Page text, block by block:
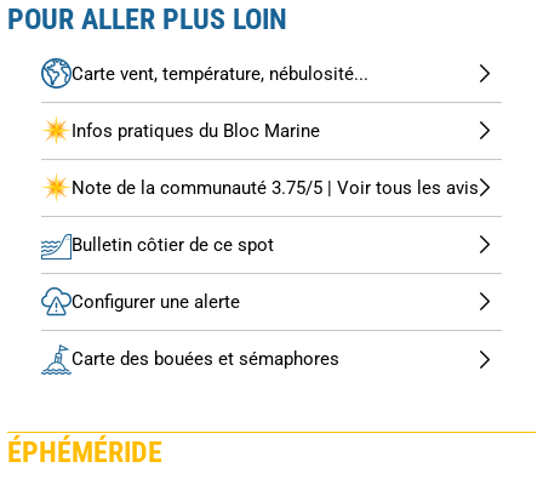
POUR ALLER PLUS LOIN
Carte vent, température, nébulosité...
Infos pratiques du Bloc Marine
Note de la communauté 3.75/5 | Voir tous les avis
Bulletin côtier de ce spot
Configurer une alerte
Carte des bouées et sémaphores
ÉPHÉMÉRIDE